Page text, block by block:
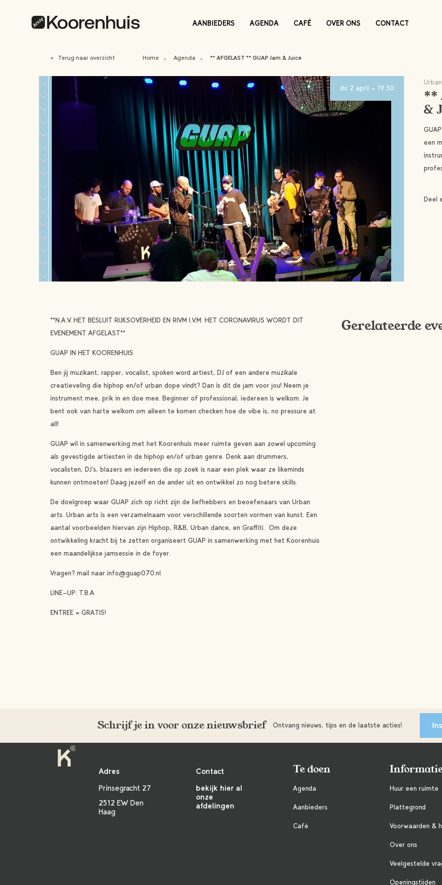
AANBIEDERS AGENDA CAFÉ OVER ONS CONTACT
< Terug naar overzicht Home > Agenda > ** AFGELAST ** GUAP Jam & Juice
do 2 april - 19:30
Urban
**
&
een
Deel
**N.A.V. HET BESLUIT RIJKSOVERHEID EN RIVM I.V.M. HET CORONAVIRUS WORDT DIT
EVENEMENT AFGELAST**
GUAP IN HET KOORENHUIS
Ben jij muzikant, rapper, vocalist, spoken word artiest, DJ of een andere muzikale
creatieveling die hiphop en/of urban dope vindt? Dan is dit de jam voor jou! Neem je
instrument mee, prik in en doe mee. Beginner of professional, iedereen is welkom. Je
bent ook van harte welkom om alleen te komen checken hoe de vibe is, no pressure at
all!
GUAP wil in samenwerking met het Koorenhuis meer ruimte geven aan zowel upcoming
als gevestigde artiesten in de hiphop en/of urban genre. Denk aan drummers,
vocalisten, DJ’s, blazers en iedereen die op zoek is naar een plek waar ze likeminds
kunnen ontmoeten! Daag jezelf en de ander uit en ontwikkel zo nog betere skills.
De doelgroep waar GUAP zich op richt zijn de liefhebbers en beoefenaars van Urban
arts. Urban arts is een verzamelnaam voor verschillende soorten vormen van kunst. Een
aantal voorbeelden hiervan zijn Hiphop, R&B, Urban dance, en Graffiti. Om deze
ontwikkeling kracht bij te zetten organiseert GUAP in samenwerking met het Koorenhuis
een maandelijkse jamsessie in de foyer.
Vragen? mail naar info@guap070.nl
LINE-UP: T.B.A
ENTREE = GRATIS!
Gerelateerde
Schrijf je in voor onze nieuwsbrief Ontvang nieuws, tips en de laatste acties!
Adres
Prinsegracht 27
2512 EW Den
Haag
Contact
bekijk hier al
onze
afdelingen
Te doen
Agenda
Aanbieders
Café
Huur een ruimte
Plattegrond
Voorwaarden &
Over ons
Veelgestelde
Openingstijden